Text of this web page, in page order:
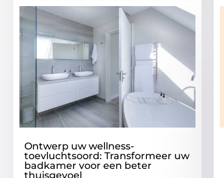
Ontwerp uw wellness-
toevluchtsoord: Transformeer uw
badkamer voor een beter
thuisgevoel